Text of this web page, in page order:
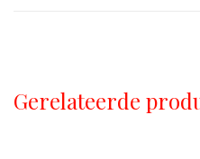
Gerelateerde